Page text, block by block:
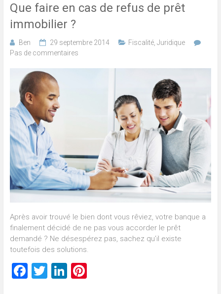
Que faire en cas de refus de prêt
immobilier ?
Ben 29 septembre 2014 Fiscalité, Juridique
Pas de commentaires
Après avoir trouvé le bien dont vous rêviez, votre banque a
finalement décidé de ne pas vous accorder le prêt
demandé ? Ne désespérez pas, sachez qu’il existe
toutefois des solutions.
Facebook
TwitterLinkedIn
Pinterest